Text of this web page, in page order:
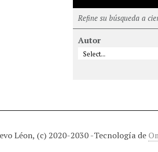
Refine su búsqueda a
Autor
Léon, (c) 2020-2030 -Tecnología de